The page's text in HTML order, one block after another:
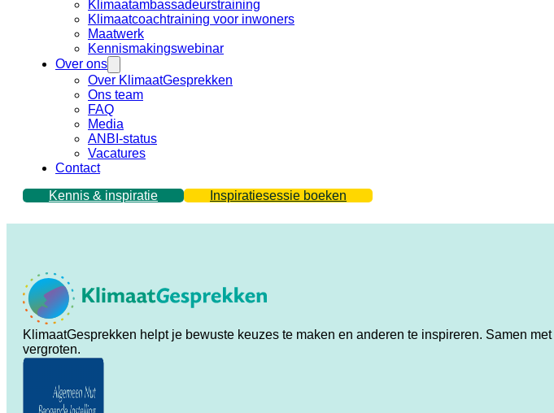
Klimaatambassadeurstraining
Klimaatcoachtraining voor inwoners
Maatwerk
Kennismakingswebinar
Over ons
Over KlimaatGesprekken
Ons team
FAQ
Media
ANBI-status
Vacatures
Contact
Kennis & inspiratie
Inspiratiesessie boeken
KlimaatGesprekken helpt je bewuste keuzes te maken en anderen te inspireren. Samen
vergroten.